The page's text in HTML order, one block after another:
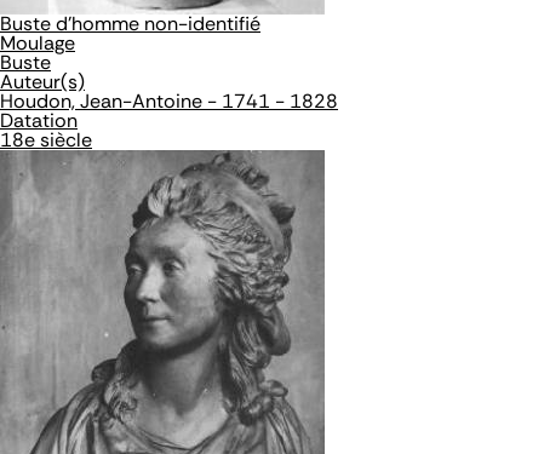
Buste d'homme non-identifié
Moulage
Buste
Auteur(s)
Houdon, Jean-Antoine - 1741 - 1828
Datation
18e siècle